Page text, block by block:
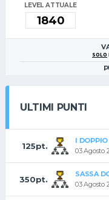
LEVEL ATTUALE
SOLO
ULTIMI PUNTI
125pt.
I
03 Agosto
350pt.
SASSA
03 Agosto